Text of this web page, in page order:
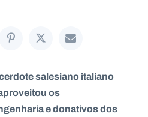
salesiano italiano
os
e donativos dos